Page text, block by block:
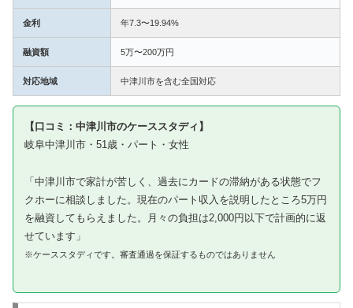
金利 年7.3〜19.94%
融資額 5万〜200万円
対応地域 中津川市を含む全国対応
【口コミ：中津川市のケーススタディ】
岐阜中津川市・51歳・パート・女性
「中津川市で家計が苦しく、過去にカードの滞納がある状態でフ
クホーに相談しました。現在のパート収入を説明したところ5万円
を融資してもらえました。月々の負担は2,000円以下で計画的に返
せています」
※ケーススタディです。審査通過を保証するものではありません